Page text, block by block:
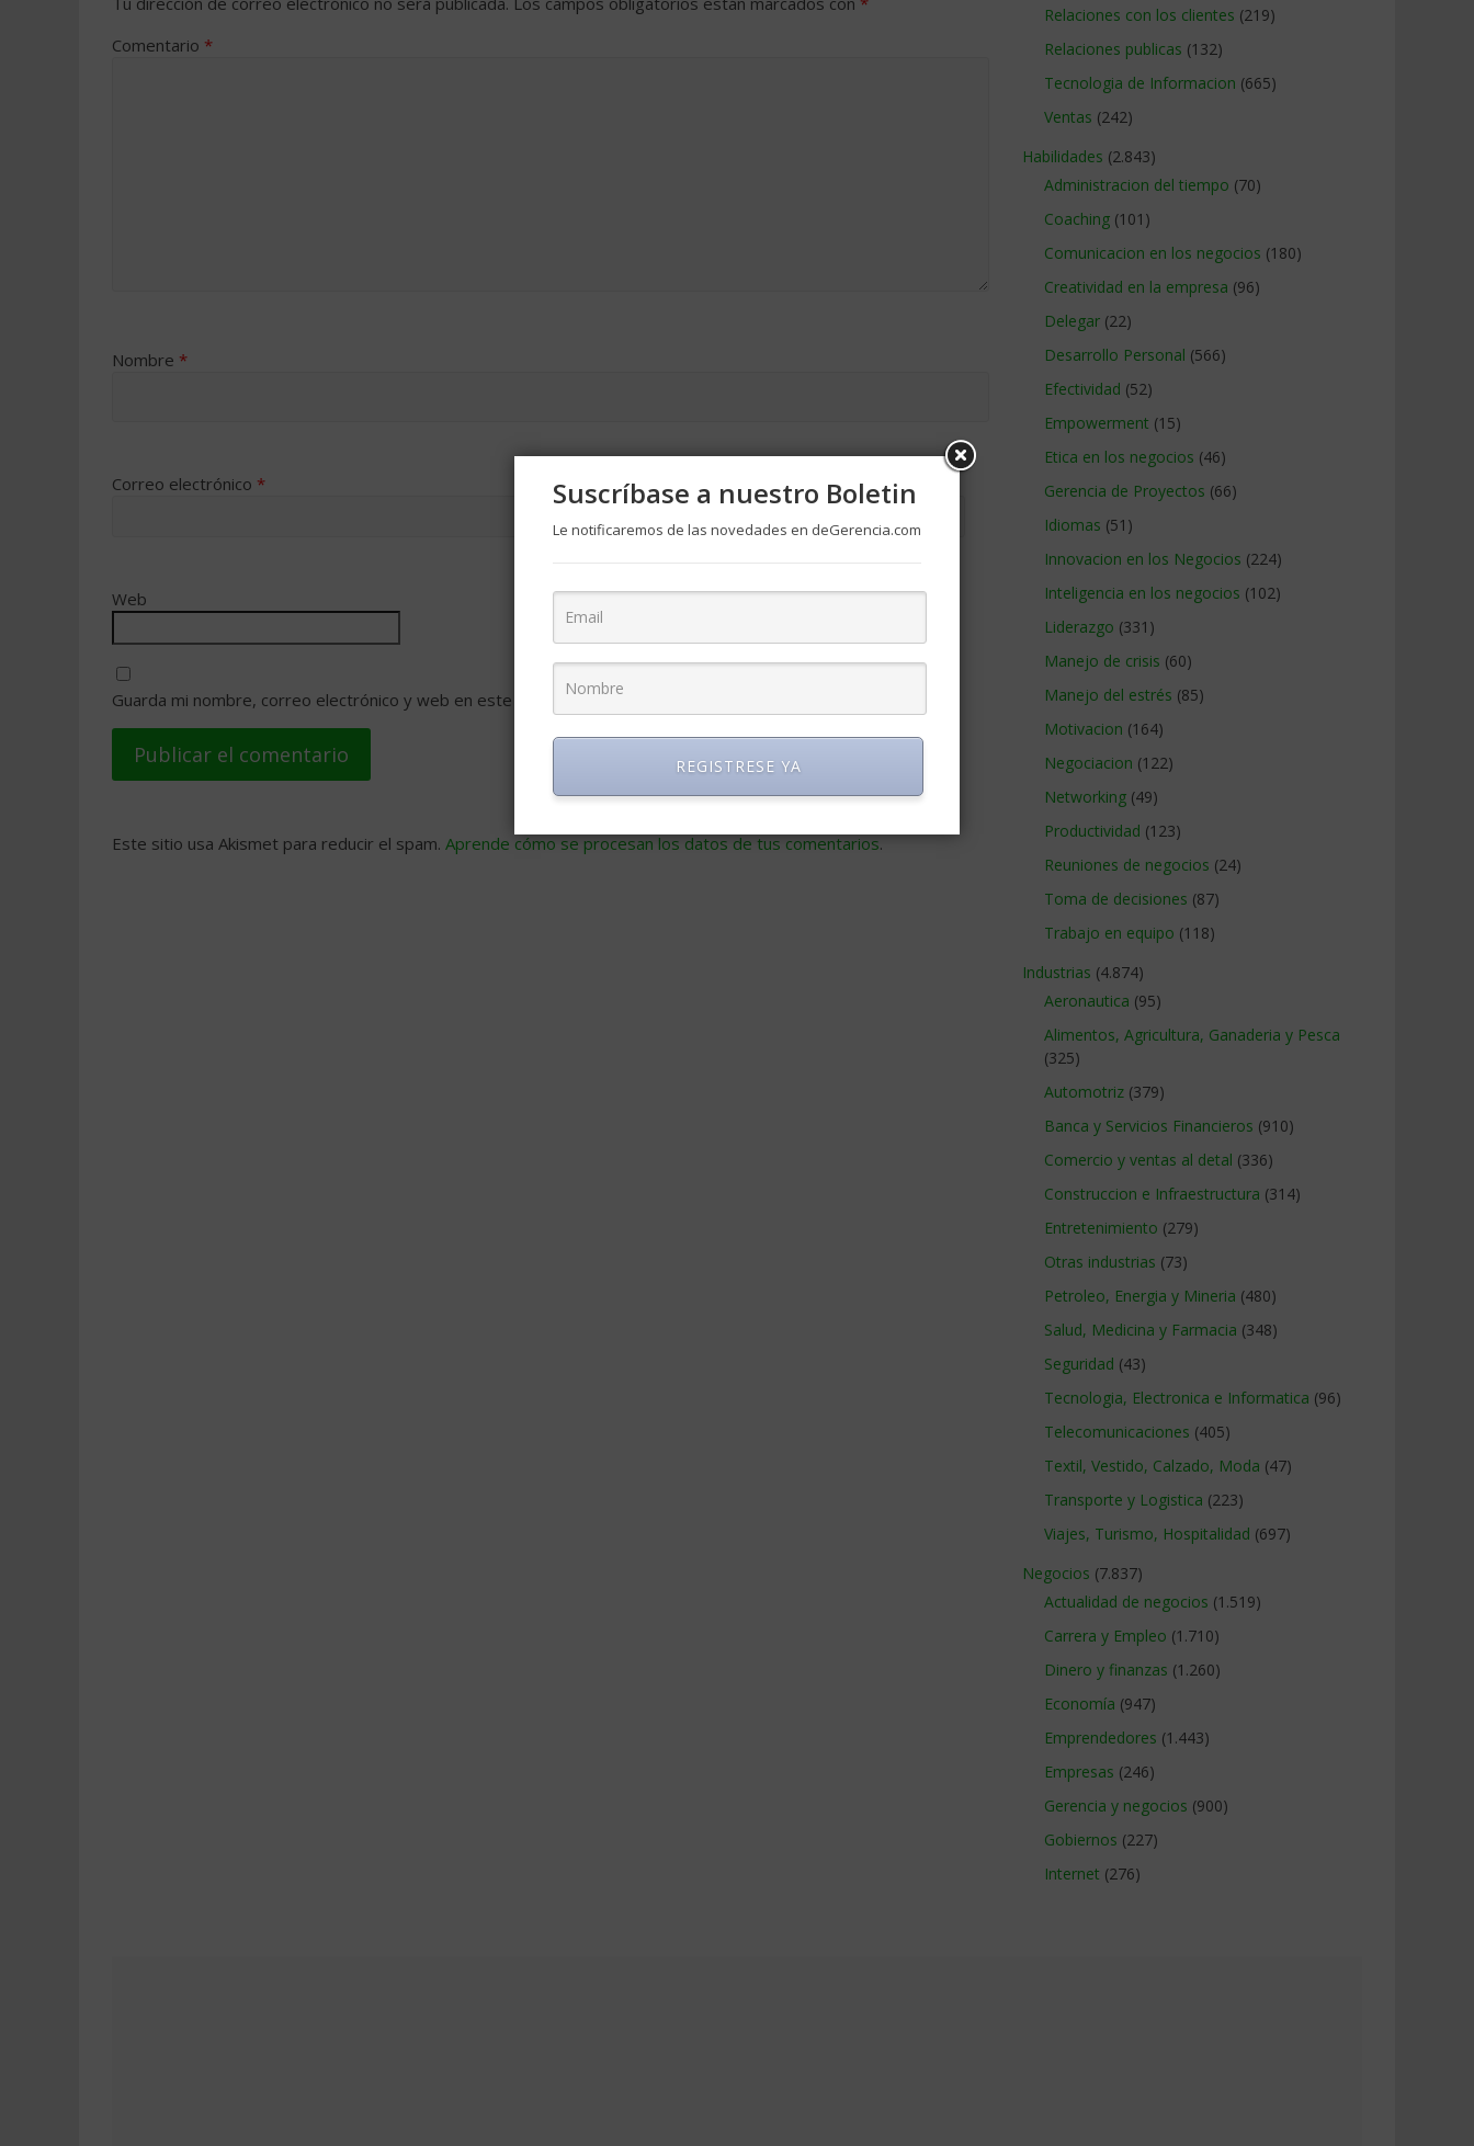
Comentario *
Nombre *
Correo electrónico *
Web
Guarda mi nombre, correo electrónico y web en este navegador para la próxima vez que comente.
Este sitio usa Akismet para reducir el spam. Aprende cómo se procesan los datos de tus comentarios.
Relaciones con los clientes (219)
Relaciones publicas (132)
Tecnologia de Informacion (665)
Ventas (242)
Habilidades (2.843)
Administracion del tiempo (70)
Coaching (101)
Comunicacion en los negocios (180)
Creatividad en la empresa (96)
Delegar (22)
Desarrollo Personal (566)
Efectividad (52)
Empowerment (15)
Etica en los negocios (46)
Gerencia de Proyectos (66)
Idiomas (51)
Innovacion en los Negocios (224)
Inteligencia en los negocios (102)
Liderazgo (331)
Manejo de crisis (60)
Manejo del estrés (85)
Motivacion (164)
Negociacion (122)
Networking (49)
Productividad (123)
Reuniones de negocios (24)
Toma de decisiones (87)
Trabajo en equipo (118)
Industrias (4.874)
Aeronautica (95)
Alimentos, Agricultura, Ganaderia y Pesca
(325)
Automotriz (379)
Banca y Servicios Financieros (910)
Comercio y ventas al detal (336)
Construccion e Infraestructura (314)
Entretenimiento (279)
Otras industrias (73)
Petroleo, Energia y Mineria (480)
Salud, Medicina y Farmacia (348)
Seguridad (43)
Tecnologia, Electronica e Informatica (96)
Telecomunicaciones (405)
Textil, Vestido, Calzado, Moda (47)
Transporte y Logistica (223)
Viajes, Turismo, Hospitalidad (697)
Negocios (7.837)
Actualidad de negocios (1.519)
Carrera y Empleo (1.710)
Dinero y finanzas (1.260)
Economía (947)
Emprendedores (1.443)
Empresas (246)
Gerencia y negocios (900)
Gobiernos (227)
Internet (276)
Suscríbase a nuestro Boletin
Le notificaremos de las novedades en deGerencia.com
REGISTRESE YA